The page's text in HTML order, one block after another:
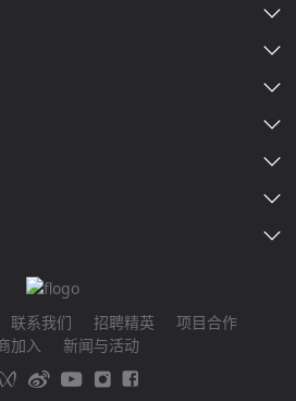
联系我们 招聘精英
项目合作
加入
新闻与活动